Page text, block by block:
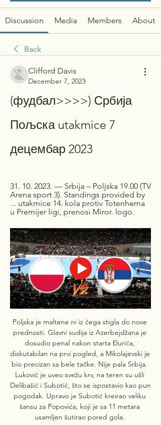
Discussion Media Members About
Back
Clifford Davis
December 7, 2023
(фудбал>>>>) Србија
Пољска utakmice 7
децембар 2023
31. 10. 2023. — Srbija – Poljska 19.00 (TV
Arena sport 3). Standings provided by
... utakmice 14. kola protiv Totenhema
u Premijer ligi, prenosi Miror. logo.
Poljska je maltene ni iz čega stigla do nove
prednosti. Glavni sudija iz Azerbejdžana je
dosudio penal nakon starta Đurića,
diskutabilan na prvi pogled, a Mikolajevski je
bio precizan sa bele tačke. Nije pala Srbija.
Luković je uveo svežu krv, na teren su ušli
Delibašić i Subotić, što se ispostavio kao pun
pogodak. Upravo je Subotić kreirao veliku
šansu za Popovića, koji je sa 11 metara
usamljen šutirao pored gola.